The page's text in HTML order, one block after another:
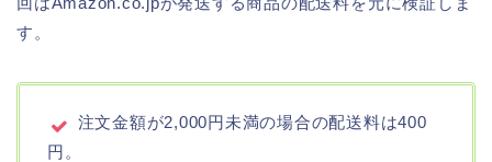
す。
注文金額が2,000円未満の場合の配送料は400
円。